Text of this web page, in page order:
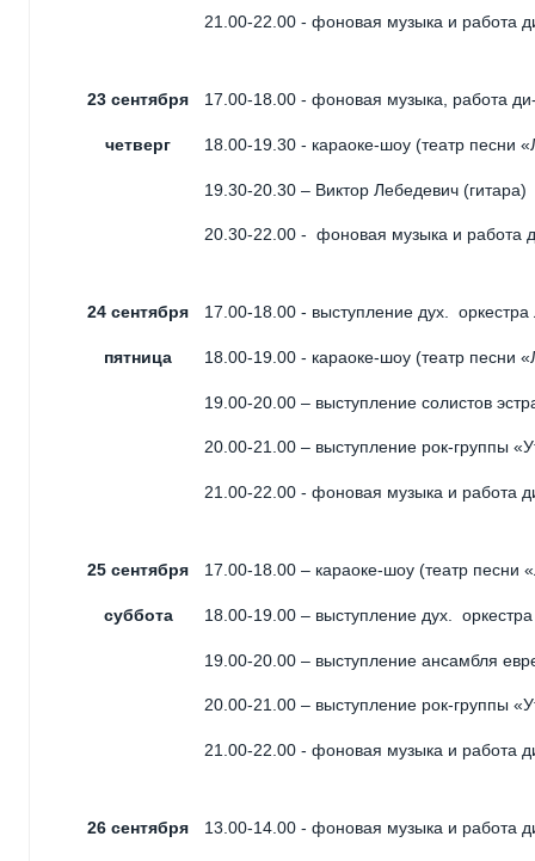
21.00-22.00 - фоновая музыка и работа
23 сентября
четверг
17.00-18.00 - фоновая музыка, работа
18.00-19.30 - караоке-шоу (театр песни
19.30-20.30 – Виктор Лебедевич (гитара)
20.30-22.00 - фоновая музыка и работа
24 сентября
пятница
17.00-18.00 - выступление дух. оркестра
18.00-19.00 - караоке-шоу (театр песни
19.00-20.00 – выступление солистов
20.00-21.00 – выступление рок-группы
21.00-22.00 - фоновая музыка и работа
25 сентября
суббота
17.00-18.00 – караоке-шоу (театр песни
18.00-19.00 – выступление дух.
19.00-20.00 – выступление ансамбля
20.00-21.00 – выступление рок-группы
21.00-22.00 - фоновая музыка и работа
26 сентября 13.00-14.00 - фоновая музыка и работа